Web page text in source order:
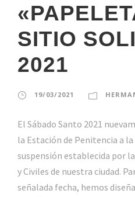
SITIO
2021
19/03/2021
El Sábado Santo 2021
la Estación de Penitencia a la
suspensión establecida por
y Civiles de nuestra ciudad.
señalada fecha, hemos